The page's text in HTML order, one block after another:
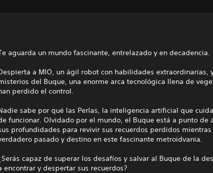
aguarda un mundo fascinante, entrelazado y en decadencia.
a MIO, un ágil robot con habilidades extraordinarias,
del Buque, una enorme arca tecnológica llena de
perdido el control.
sabe por qué las Perlas, la inteligencia artificial que
funcionar. Olvidado por el mundo, el Buque está a punto de
profundidades para revivir sus recuerdos perdidos
pasado y destino en este fascinante metroidvania.
capaz de superar los desafíos y salvar al Buque de la
encontrar y despertar sus recuerdos?